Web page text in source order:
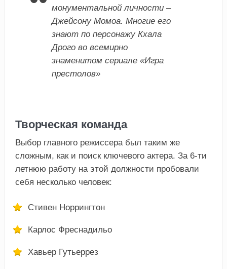
монументальной личности –
Джейсону Момоа. Многие его
знают по персонажу Кхала
Дрого во всемирно
знаменитом сериале «Игра
престолов»
Творческая команда
Выбор главного режиссера был таким же
сложным, как и поиск ключевого актера. За 6-ти
летнюю работу на этой должности пробовали
себя несколько человек:
Стивен Норрингтон
Карлос Фреснадильо
Хавьер Гутьеррез